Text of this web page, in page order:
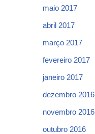
maio 2017
abril 2017
março 2017
fevereiro 2017
janeiro 2017
dezembro 2016
novembro 2016
outubro 2016